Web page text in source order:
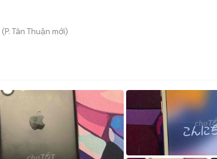
(P. Tân Thuận mới)